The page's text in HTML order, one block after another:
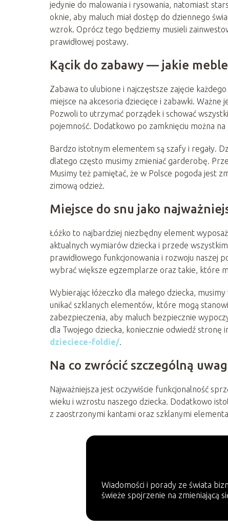
jedynie do malowania i rysowania, natomiast
oknie, aby maluch miał dostęp do dziennego
wzrok. Oprócz tego będziemy musieli
prawidłowej postawy.
Kącik do zabawy — jakie
Zabawa to ulubione i najczęstsze zajęcie
miejsce na akcesoria dziecięce i zabawki.
Pozwoli to utrzymać porządek i schować
pojemność. Dodatkowo po zamknięciu można
Bardzo istotnym elementem są szafy i regały.
dlatego często musimy zmieniać garderobę.
Musimy też pamiętać, że w Polsce pogoda jest
zimową odzież.
Miejsce do snu jako
Łóżko to najbardziej niezbędny element
aktualnych wymiarów dziecka i przede
prawidłowego funkcjonowania i rozwoju naszej
wybrać większe egzemplarze oraz takie, które
Wybierając łóżeczko dla małego dziecka,
unikać szklanych elementów, które mogą
zabezpieczenia, aby maluch bezpiecznie
dla Twojego dziecka, koniecznie odwiedź stronę
dzieciece-foldie/.
Na co zwrócić szczególną
Najważniejsza jest oczywiście funkcjonalność
wieku i wzrostu naszego dziecka. Dodatkowo
z zaostrzonymi kantami oraz szklanymi
Wiadomości i porady ze świata
świeże spojrzenie na zmieniającą